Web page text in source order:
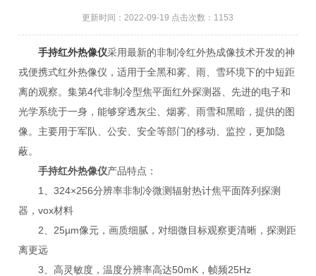
更新时间：2022-09-19 点击次数：1153
手持红外热像仪采用最新的非制冷红外热成像技术开发的神
戎便携式红外热像仪，适用于全黑和雾、雨、雪环境下的中短距
离的观察。集第4代非制冷型焦平面红外探测器、先进的电子和
光学系统于一身，能够穿透灰尘、烟雾、雨雪和黑暗，提供的图
像。主要用于军队、公安、安全等部门的移动、监控，更加隐
蔽。
手持红外热像仪产品特点：
1、324×256分辨率非制冷微测辐射热计焦平面阵列探测
器，vox材料
2、25µm像元，画质细腻，对细微目标观察更清晰，探测距
离更远
3、高灵敏度，温度分辨率高达50mK，帧频25Hz